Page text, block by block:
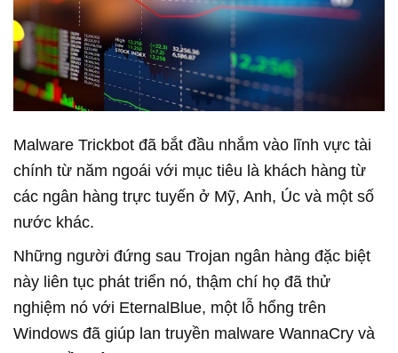
Malware Trickbot đã bắt đầu nhắm vào lĩnh vực tài
chính từ năm ngoái với mục tiêu là khách hàng từ
các ngân hàng trực tuyến ở Mỹ, Anh, Úc và một số
nước khác.
Những người đứng sau Trojan ngân hàng đặc biệt
này liên tục phát triển nó, thậm chí họ đã thử
nghiệm nó với EternalBlue, một lỗ hổng trên
Windows đã giúp lan truyền malware WannaCry và